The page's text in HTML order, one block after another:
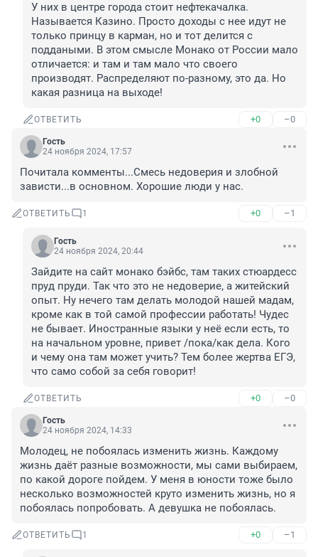
У них в центре города стоит нефтекачалка.
Называется Казино. Просто доходы с нее идут не
только принцу в карман, но и тот делится с
поддаными. В этом смысле Монако от России мало
отличается: и там и там мало что своего
производят. Распределяют по-разному, это да. Но
какая разница на выходе!
ОТВЕТИТЬ +0 –0
Гость
24 ноября 2024, 17:57
Почитала комменты...Смесь недоверия и злобной
зависти...в основном. Хорошие люди у нас.
ОТВЕТИТЬ 1 +0 –1
Гость
24 ноября 2024, 20:44
Зайдите на сайт монако бэйбс, там таких стюардесс
пруд пруди. Так что это не недоверие, а житейский
опыт. Ну нечего там делать молодой нашей мадам,
кроме как в той самой профессии работать! Чудес
не бывает. Иностранные языки у неё если есть, то
на начальном уровне, привет /пока/как дела. Кого
и чему она там может учить? Тем более жертва ЕГЭ,
что само собой за себя говорит!
ОТВЕТИТЬ +0 –0
Гость
24 ноября 2024, 14:33
Молодец, не побоялась изменить жизнь. Каждому
жизнь даёт разные возможности, мы сами выбираем,
по какой дороге пойдем. У меня в юности тоже было
несколько возможностей круто изменить жизнь, но я
побоялась попробовать. А девушка не побоялась.
ОТВЕТИТЬ 1 +0 –1